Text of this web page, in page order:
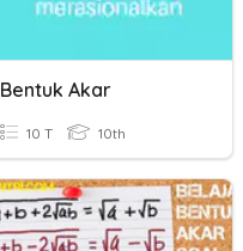
Bentuk Akar
10 T 10th